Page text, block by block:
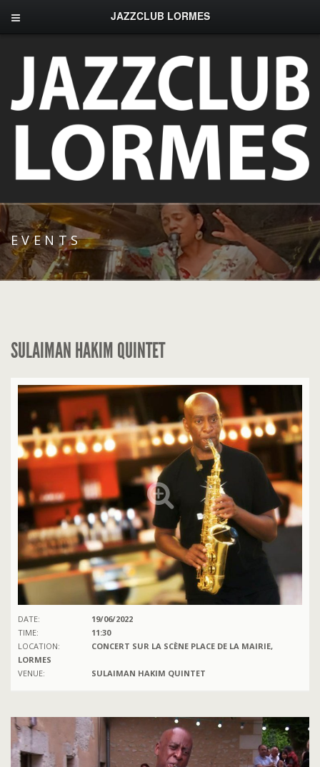
JAZZCLUB LORMES
EVENTS
SULAIMAN HAKIM QUINTET
DATE:
19/06/2022
TIME:
11:30
LOCATION:
CONCERT SUR LA SCÈNE PLACE DE LA MAIRIE,
LORMES
VENUE:
SULAIMAN HAKIM QUINTET